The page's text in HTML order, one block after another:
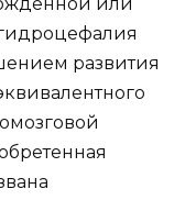
развития